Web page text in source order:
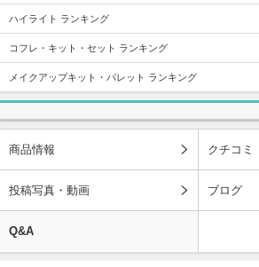
ハイライト ランキング
コフレ・キット・セット ランキング
メイクアップキット・パレット ランキング
商品情報 クチコミ
投稿写真・動画 ブログ
Q&A